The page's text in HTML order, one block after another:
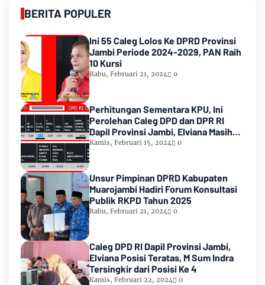
BERITA POPULER
Ini 55 Caleg Lolos Ke DPRD Provinsi
Jambi Periode 2024-2029, PAN Raih
10 Kursi
Rabu, Februari 21, 2024 0
Perhitungan Sementara KPU, Ini
Perolehan Caleg DPD dan DPR RI
Dapil Provinsi Jambi, Elviana Masih
Urutan Kedua Teratas
Kamis, Februari 15, 2024 0
Unsur Pimpinan DPRD Kabupaten
Muarojambi Hadiri Forum Konsultasi
Publik RKPD Tahun 2025
Rabu, Februari 21, 2024 0
Caleg DPD RI Dapil Provinsi Jambi,
Elviana Posisi Teratas, M Sum Indra
Tersingkir dari Posisi Ke 4
Kamis, Februari 22, 2024 0